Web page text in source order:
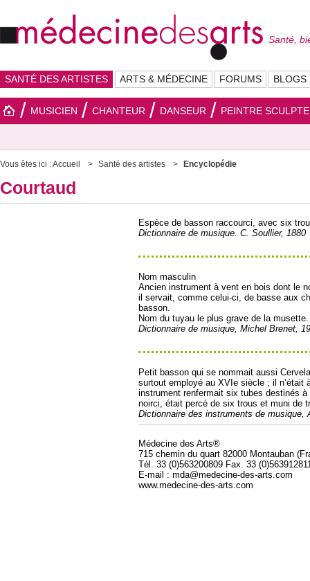
Santé,
SANTÉ DES ARTISTES ARTS & MÉDECINE FORUMS BLOGS
MUSICIEN CHANTEUR DANSEUR PEINTRE
Vous êtes ici :Accueil Santé des artistes Encyclopédie
Courtaud
Espèce de basson raccourci, avec six
Dictionnaire de musique. C. Soullier, 1880
Nom masculin
Ancien instrument à vent en bois dont le
il servait, comme celui-ci, de basse aux
basson.
Nom du tuyau le plus grave de la musette.
Dictionnaire de musique, Michel Brenet,
Petit basson qui se nommait aussi
surtout employé au XVIe siècle ; il n’était
instrument renfermait six tubes destinés
noirci, était percé de six trous et muni de
Dictionnaire des instruments de
Médecine des Arts®
715 chemin du quart 82000 Montauban
Tél. 33 (0)563200809 Fax. 33
E-mail : mda@medecine-des-arts.com
www.medecine-des-arts.com